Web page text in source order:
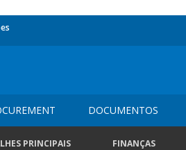
DOCUMENTOS
PRINCIPAIS FINANÇAS